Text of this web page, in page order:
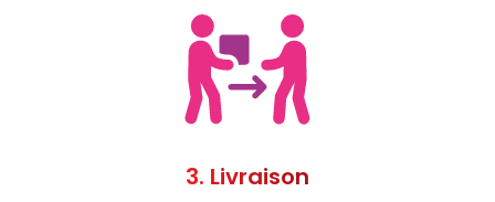
3. Livraison